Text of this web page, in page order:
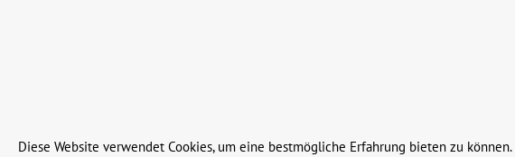
Diese Website verwendet Cookies, um eine bestmögliche Erfahrung bieten zu können.